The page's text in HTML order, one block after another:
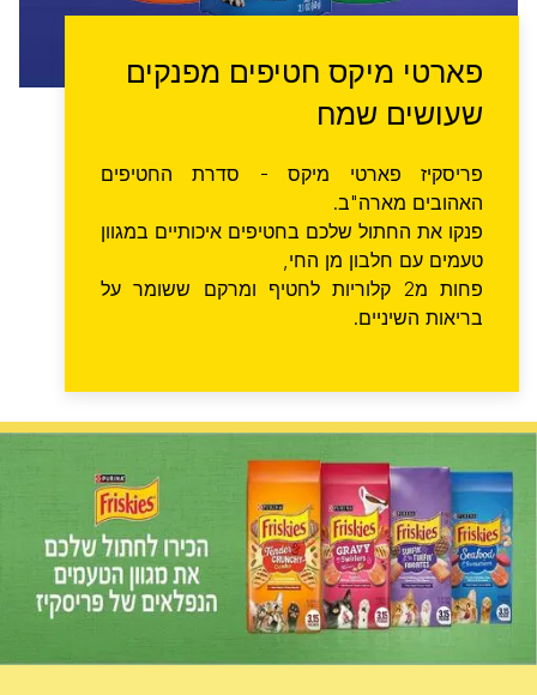
פארטי מיקס חטיפים מפנקים
שעושים שמח
פריסקיז פארטי מיקס - סדרת החטיפים
האהובים מארה"ב.
פנקו את החתול שלכם בחטיפים איכותיים במגוון
טעמים עם חלבון מן החי,
פחות מ2 קלוריות לחטיף ומרקם ששומר על
בריאות השיניים.